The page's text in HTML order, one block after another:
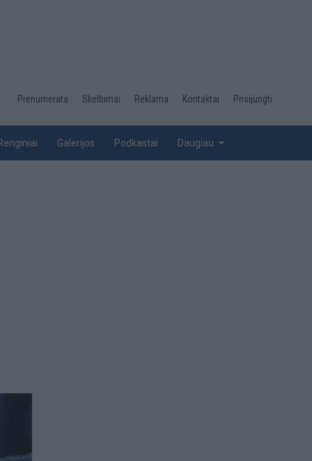
Desktop
top
Prenumerata Skelbimai Reklama Kontaktai Prisijungti
Galerijos Podkastai Daugiau